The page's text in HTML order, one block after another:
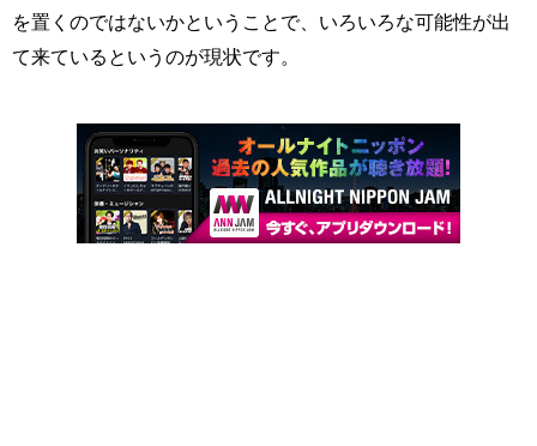
を置くのではないかということで、いろいろな可能性が出
て来ているというのが現状です。